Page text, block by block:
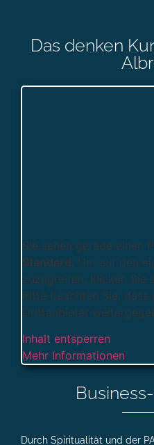
Durch Spiritualität und der
Das denken
Sie sehen gerade einen
Standard. Um auf den
zuzugreifen, klicken Sie
Bitte beachten Sie, dass
Drittanbieter
Inhalt entsperren
Mehr Informationen